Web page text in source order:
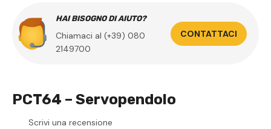
HAI BISOGNO DI AIUTO?
Chiamaci al (+39) 080
2149700
CONTATTACI
PCT64 – Servopendolo
Scrivi una recensione